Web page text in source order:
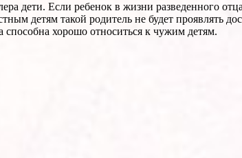
дети. Если ребенок в жизни разведенного
детям такой родитель не будет проявлять
хорошо относиться к чужим детям.